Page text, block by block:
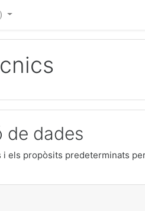
de dades
els propòsits predeterminats